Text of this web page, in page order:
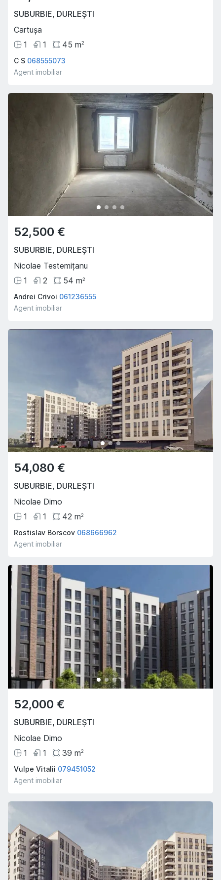
SUBURBIE, DURLEȘTI
Cartușa
1
1 45 m2
C S 068555073
Agent imobiliar
52,500 €
SUBURBIE, DURLEȘTI
Nicolae Testemițanu
1
2 54 m2
Andrei Crivoi 061236555
Agent imobiliar
54,080 €
SUBURBIE, DURLEȘTI
Nicolae Dimo
1
1 42 m2
Rostislav Borscov 068666962
Agent imobiliar
52,000 €
SUBURBIE, DURLEȘTI
Nicolae Dimo
1
1 39 m2
Vulpe Vitalii 079451052
Agent imobiliar